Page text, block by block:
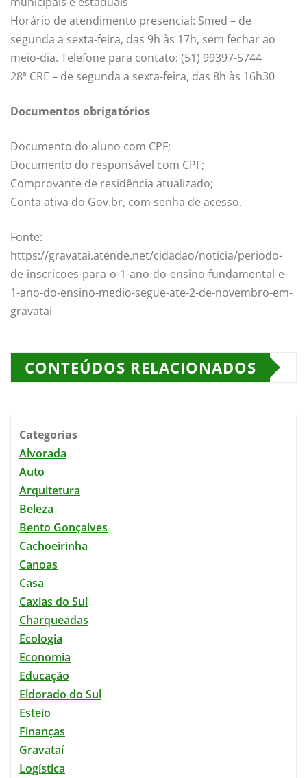
Horário de atendimento presencial: Smed – de
segunda a sexta-feira, das 9h às 17h, sem fechar ao
meio-dia. Telefone para contato: (51) 99397-5744
28ª CRE – de segunda a sexta-feira, das 8h às 16h30
Documentos obrigatórios
Documento do aluno com CPF;
Documento do responsável com CPF;
Comprovante de residência atualizado;
Conta ativa do Gov.br, com senha de acesso.
Fonte:
https://gravatai.atende.net/cidadao/noticia/periodo-
de-inscricoes-para-o-1-ano-do-ensino-fundamental-e-
1-ano-do-ensino-medio-segue-ate-2-de-novembro-em-
gravatai
CONTEÚDOS RELACIONADOS
Categorias
Alvorada
Auto
Arquitetura
Beleza
Bento Gonçalves
Cachoeirinha
Canoas
Casa
Caxias do Sul
Charqueadas
Ecologia
Economia
Educação
Eldorado do Sul
Esteio
Finanças
Gravataí
Logística